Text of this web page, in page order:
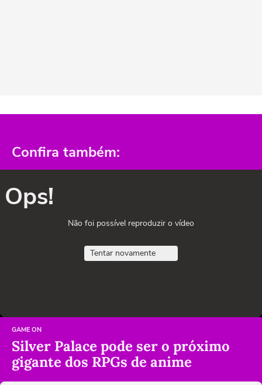
Confira também:
Ops!
Não foi possível reproduzir o vídeo
Tentar novamente
GAME ON
Silver Palace pode ser o próximo
gigante dos RPGs de anime